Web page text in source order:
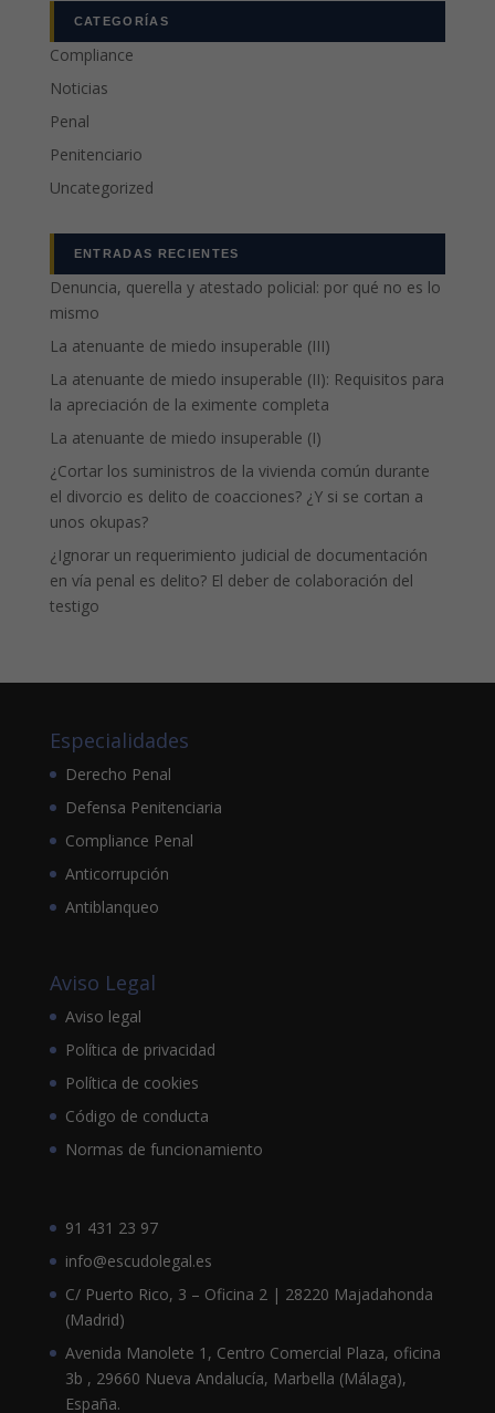
CATEGORÍAS
Compliance
Noticias
Penal
Penitenciario
Uncategorized
ENTRADAS RECIENTES
Denuncia, querella y atestado policial: por qué no es lo
mismo
La atenuante de miedo insuperable (III)
La atenuante de miedo insuperable (II): Requisitos para
la apreciación de la eximente completa
La atenuante de miedo insuperable (I)
¿Cortar los suministros de la vivienda común durante
el divorcio es delito de coacciones? ¿Y si se cortan a
unos okupas?
¿Ignorar un requerimiento judicial de documentación
en vía penal es delito? El deber de colaboración del
testigo
Especialidades
Derecho Penal
Defensa Penitenciaria
Compliance Penal
Anticorrupción
Antiblanqueo
Aviso Legal
Aviso legal
Política de privacidad
Política de cookies
Código de conducta
Normas de funcionamiento
91 431 23 97
info@escudolegal.es
C/ Puerto Rico, 3 – Oficina 2 | 28220 Majadahonda
(Madrid)
Avenida Manolete 1, Centro Comercial Plaza, oficina
3b , 29660 Nueva Andalucía, Marbella (Málaga),
España.